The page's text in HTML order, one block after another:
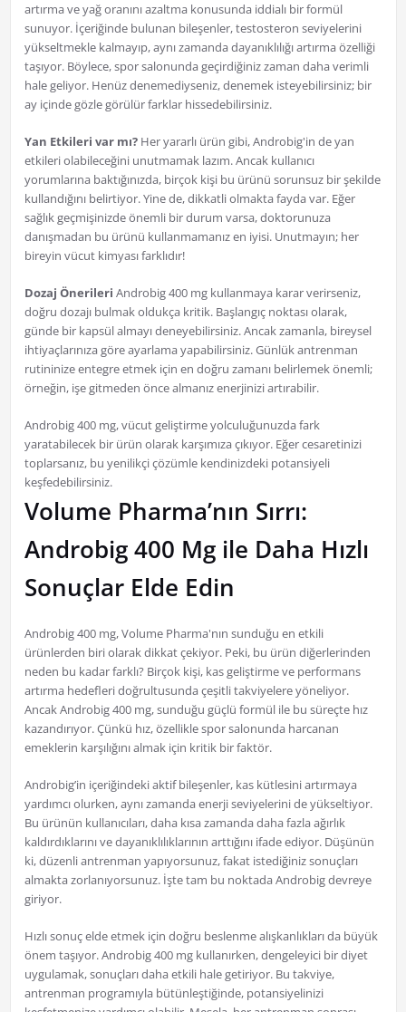
artırma ve yağ oranını azaltma konusunda iddialı bir formül
sunuyor. İçeriğinde bulunan bileşenler, testosteron seviyelerini
yükseltmekle kalmayıp, aynı zamanda dayanıklılığı artırma özelliği
taşıyor. Böylece, spor salonunda geçirdiğiniz zaman daha verimli
hale geliyor. Henüz denemediyseniz, denemek isteyebilirsiniz; bir
ay içinde gözle görülür farklar hissedebilirsiniz.
Yan Etkileri var mı?Her yararlı ürün gibi, Androbig'in de yan
etkileri olabileceğini unutmamak lazım. Ancak kullanıcı
yorumlarına baktığınızda, birçok kişi bu ürünü sorunsuz bir şekilde
kullandığını belirtiyor. Yine de, dikkatli olmakta fayda var. Eğer
sağlık geçmişinizde önemli bir durum varsa, doktorunuza
danışmadan bu ürünü kullanmamanız en iyisi. Unutmayın; her
bireyin vücut kimyası farklıdır!
Dozaj Önerileri Androbig 400 mg kullanmaya karar verirseniz,
doğru dozajı bulmak oldukça kritik. Başlangıç noktası olarak,
günde bir kapsül almayı deneyebilirsiniz. Ancak zamanla, bireysel
ihtiyaçlarınıza göre ayarlama yapabilirsiniz. Günlük antrenman
rutininize entegre etmek için en doğru zamanı belirlemek önemli;
örneğin, işe gitmeden önce almanız enerjinizi artırabilir.
Androbig 400 mg, vücut geliştirme yolculuğunuzda fark
yaratabilecek bir ürün olarak karşımıza çıkıyor. Eğer cesaretinizi
toplarsanız, bu yenilikçi çözümle kendinizdeki potansiyeli
keşfedebilirsiniz.
Volume Pharma’nın Sırrı:
Androbig 400 Mg ile Daha Hızlı
Sonuçlar Elde Edin
Androbig 400 mg, Volume Pharma'nın sunduğu en etkili
ürünlerden biri olarak dikkat çekiyor. Peki, bu ürün diğerlerinden
neden bu kadar farklı? Birçok kişi, kas geliştirme ve performans
artırma hedefleri doğrultusunda çeşitli takviyelere yöneliyor.
Ancak Androbig 400 mg, sunduğu güçlü formül ile bu süreçte hız
kazandırıyor. Çünkü hız, özellikle spor salonunda harcanan
emeklerin karşılığını almak için kritik bir faktör.
Androbig’in içeriğindeki aktif bileşenler, kas kütlesini artırmaya
yardımcı olurken, aynı zamanda enerji seviyelerini de yükseltiyor.
Bu ürünün kullanıcıları, daha kısa zamanda daha fazla ağırlık
kaldırdıklarını ve dayanıklılıklarının arttığını ifade ediyor. Düşünün
ki, düzenli antrenman yapıyorsunuz, fakat istediğiniz sonuçları
almakta zorlanıyorsunuz. İşte tam bu noktada Androbig devreye
giriyor.
Hızlı sonuç elde etmek için doğru beslenme alışkanlıkları da büyük
önem taşıyor. Androbig 400 mg kullanırken, dengeleyici bir diyet
uygulamak, sonuçları daha etkili hale getiriyor. Bu takviye,
antrenman programıyla bütünleştiğinde, potansiyelinizi